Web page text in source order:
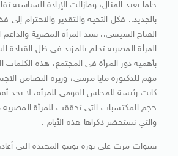
حلما بعيد المنال، ومازالت الإرادة السياسية
بالجديد.. فكل التحية والتقدير والاحترام إلى
الفتاح السيسى.. سند المرأة المصرية والداعم
المرأة المصرية تحلم بالمزيد فى ظل القيادة
بأهمية دور المرأة فى المجتمع، هذه
مهم للدكتورة مايا مرسى، وزيرة التضامن
كانت رئيسة للمجلس القومى للمرأة، لا نجد
والتي نستحضر ذكراها هذه الأيام .
سنوات مرت على ثورة يونيو المجيدة التى